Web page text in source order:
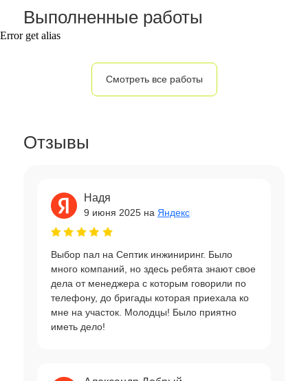
Выполненные работы
Error get alias
Смотреть все работы
Отзывы
Выбор пал на Септик инжиниринг. Было
много компаний, но здесь ребята знают свое
дела от менеджера с которым говорили по
телефону, до бригады которая приехала ко
мне на участок. Молодцы! Было приятно
иметь дело!
Надя
9 июня 2025 на Яндекс